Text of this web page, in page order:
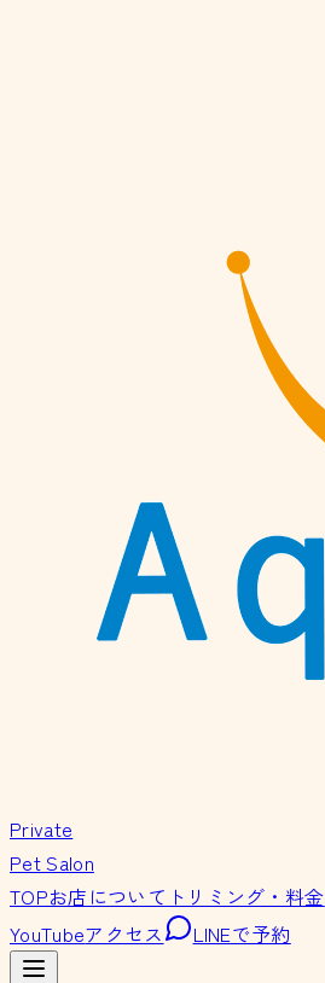
Private
Pet Salon
TOPお店について トリミング・料金
YouTubeアクセス LINEで予約